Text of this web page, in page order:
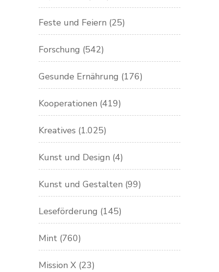
Feste und Feiern (25)
Forschung (542)
Gesunde Ernährung (176)
Kooperationen (419)
Kreatives (1.025)
Kunst und Design (4)
Kunst und Gestalten (99)
Leseförderung (145)
Mint (760)
Mission X (23)